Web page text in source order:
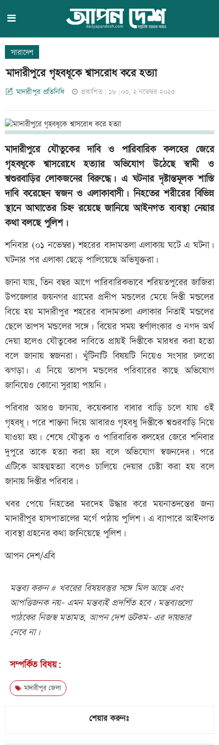
সারাদেশ
মাদারীপুরে গৃহবধূকে শ্বাসরোধ করে হত্যা
মাদারীপুর প্রতিনিধি প্রকাশিত: ১৮:০৩, ২ নভেম্বর ২০২৫
মাদারীপুরে যৌতুকের দাবি ও পারিবারিক কলহের জেরে
গৃহবধূকে শ্বাসরোধে হত্যার অভিযোগ উঠেছে স্বামী ও
শ্বশুরবাড়ির লোকজনের বিরুদ্ধে। এ ঘটনার দৃষ্টান্তমূলক শাস্তি
দাবি করেছেন স্বজন ও এলাকাবাসী। নিহতের শরীরের বিভিন্ন
স্থানে আঘাতের চিহ্ন রয়েছে জানিয়ে আইনগত ব্যবস্থা নেয়ার
কথা বলছে পুলিশ।
শনিবার (০১ নভেম্বর) শহরের বাদামতলা এলাকায় ঘটে এ ঘটনা।
ঘটনার পর এলাকা ছেড়ে পালিয়েছে অভিযুক্তরা।
জানা যায়, তিন বছর আগে পারিবারিকভাবে শরিয়তপুরের জাজিরা
উপজেলার জয়নগর গ্রামের প্রদীপ মন্ডলের মেয়ে দিপ্তী মন্ডলের
বিয়ে হয় মাদারীপুর শহরের বাদামতলা এলাকার নিতাই মন্ডলের
ছেলে তাপস মন্ডলের সঙ্গে। বিয়ের সময় স্বর্ণালংকার ও নগদ অর্থ
দেয়া হলেও যৌতুকের দাবিতে প্রায়ই দিপ্তীকে মারধর করা হতো
বলে জানায় স্বজনরা। খুঁটিনাটি বিষয়টি নিয়েও সংসার চলতো
ঝগড়া। এ নিয়ে তাপস মন্ডলের পরিবারের কাছে অভিযোগ
জানিয়েও কোনো সুরাহা পায়নি।
পরিবার আরও জানায়, কয়েকবার বাবার বাড়ি চলে যায় ওই
গৃহবধূ। পরে শান্তনা দিয়ে আবারও গৃহবধু দিপ্তীকে শ্বশুরবাড়ি নিয়ে
যাওয়া হয়। শেষে যৌতুক ও পারিবারিক কলহের জেরে শনিবার
দুপুরে তাকে হত্যা করা হয় বলে অভিযোগ স্বজনদের। পরে
এটিকে আহত্মহত্যা বলেও চালিয়ে দেয়ার চেষ্টা করা হয় বলে
জানায় দিপ্তীর পরিবার।
খবর পেয়ে নিহতের মরদেহ উদ্ধার করে ময়নাতদন্তের জন্য
মাদারীপুর হাসপাতালের মর্গে পাঠায় পুলিশ। এ ব্যাপারে আইনগত
ব্যবস্থা গ্রহনের কথা জানিয়েছে পুলিশ।
আপন দেশ/এবি
মন্তব্য করুন # খবরের বিষয়বস্তুর সঙ্গে মিল আছে এবং
আপত্তিজনক নয়- এমন মন্তব্যই প্রদর্শিত হবে। মন্তব্যগুলো
পাঠকের নিজস্ব মতামত, আপন দেশ ডটকম- এর দায়ভার
নেবে না।
সম্পর্কিত বিষয়:
মাদারীপুর জেলা
শেয়ার করুনঃ